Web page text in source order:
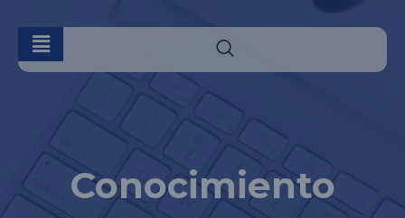
Conocimiento